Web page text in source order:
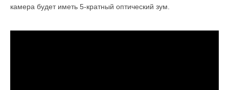
камера будет иметь 5-кратный оптический зум.